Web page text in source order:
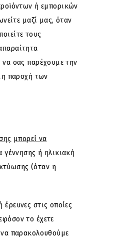
ή εμπορικών
μαζί μας, όταν
τους
σας παρέχουμε την
παροχή των
μπορεί να
ή ηλικιακή
(όταν η
στις οποίες
το έχετε
παρακολουθούμε